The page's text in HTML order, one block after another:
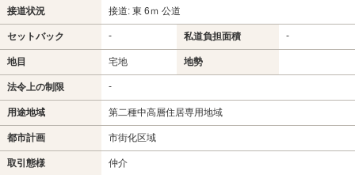
接道状況 接道: 東 6ｍ 公道
セットバック - 私道負担面積 -
地目 宅地 地勢
法令上の制限 -
用途地域 第二種中高層住居専用地域
都市計画 市街化区域
取引態様 仲介